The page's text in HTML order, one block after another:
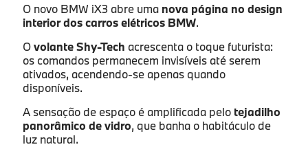
O novo BMW iX3 abre uma nova página no design
interior dos carros elétricos BMW.
Ovolante Shy-Tech acrescenta o toque futurista:
os comandos permanecem invisíveis até serem
ativados, acendendo-se apenas quando
disponíveis.
A sensação de espaço é amplificada pelo tejadilho
panorâmico de vidro, que banha o habitáculo de
luz natural.